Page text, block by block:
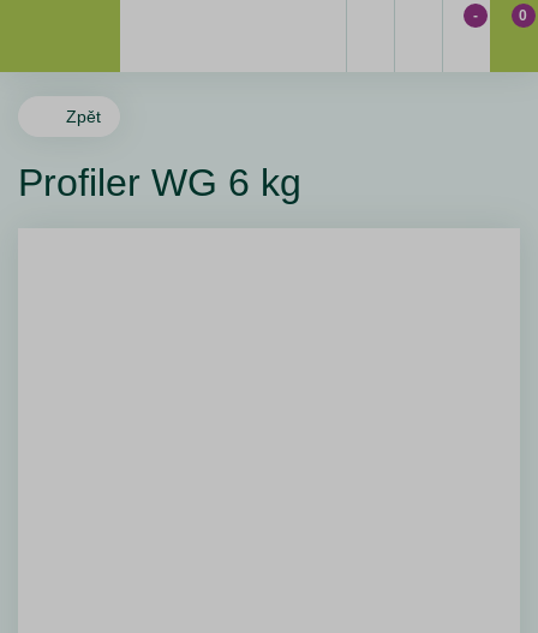
- 0
Zpět
Profiler WG 6 kg